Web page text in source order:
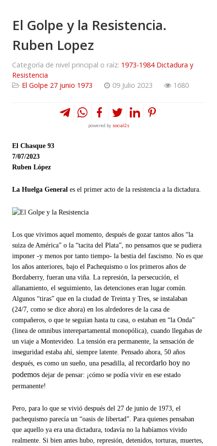
El Golpe y la Resistencia.
Ruben Lopez
Categoría de nivel principal o raíz: 1973-1984 Dictadura y
Resistencia
El Golpe 27 junio 1973
09 Julio 2023 1680
powered by social2s
El Chasque 93
7/07/2023
Ruben López
La Huelga General es el primer acto de la resistencia a la dictadura.
Los que vivimos aquel momento, después de gozar tantos años “la
suiza de América” o la “tacita del Plata”, no pensamos que se pudiera
imponer -y menos por tanto tiempo- la bestia del fascismo. No es que
los años anteriores, bajo el Pachequismo o los primeros años de
Bordaberry, fueran una viña. La represión, la persecución, el
allanamiento, el seguimiento, las detenciones eran lugar común.
Algunos “tiras” que en la ciudad de Treinta y Tres, se instalaban
(24/7, como se dice ahora) en los alrdedores de la casa de
compañeros, o que te seguían hasta tu casa, o estaban en “la Onda”
(linea de omnibus interepartamental monopólica), cuando llegabas de
un viaje a Montevideo. La tensión era permanente, la sensación de
inseguridad estaba ahí, siempre latente. Pensado ahora, 50 años
después, es como un sueño, una pesadilla, al recordarlo hoy no
podemos dejar de pensar: ¡cómo se podía vivir en ese estado
permanente!
Pero, para lo que se vivió después del 27 de junio de 1973, el
pachequismo parecía un “oasis de libertad”. Para quienes pensaban
que aquello ya era una dictadura, todavía no la habíamos vivido
realmente. Si bien antes hubo, represión, detenidos, torturas, muertes,